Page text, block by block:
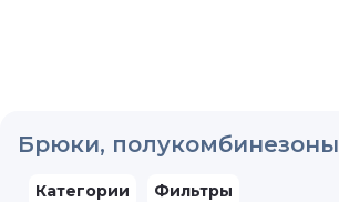
Брюки, полукомбинезоны
Категории Фильтры